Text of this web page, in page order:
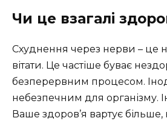
Чи це взагалі
Схуднення через нерви – це
вітати. Це частіше буває
безперервним процесом.
небезпечним для організму.
Ваше здоров’я вартує